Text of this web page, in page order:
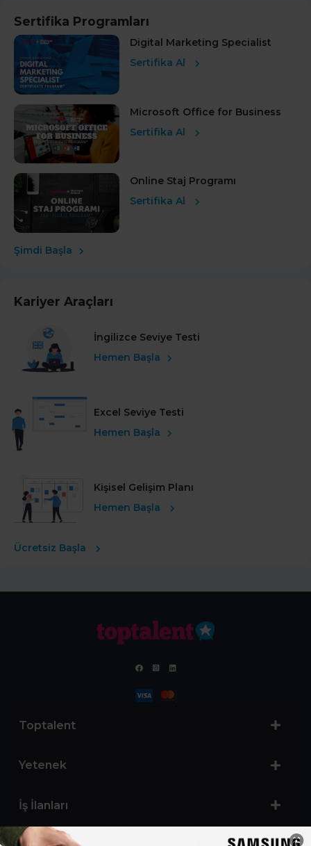
Sertifika Programları
Digital Marketing Specialist
Sertifika Al
Microsoft Office for Business
Sertifika Al
Online Staj Programı
Sertifika Al
Şimdi Başla
Kariyer Araçları
İngilizce Seviye Testi
Hemen Başla
Excel Seviye Testi
Hemen Başla
Kişisel Gelişim Planı
Hemen Başla
Ücretsiz Başla
Toptalent
Yetenek
İş İlanları